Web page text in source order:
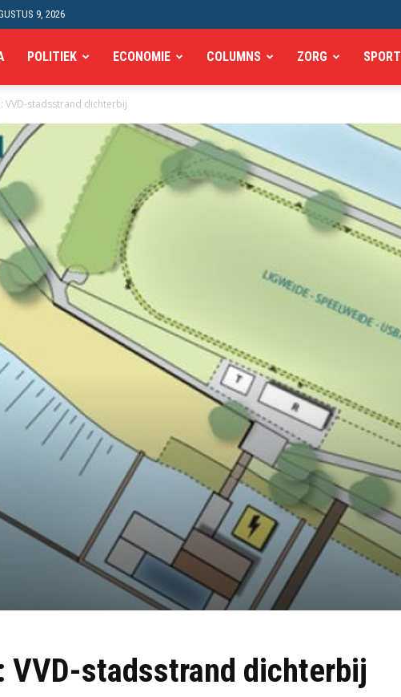
9, 2026
POLITIEK ECONOMIE COLUMNS ZORG SPORT
VVD-stadsstrand dichterbij
VVD-stadsstrand dichterbij